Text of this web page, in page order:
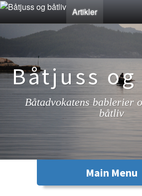
Artikler
Båtjuss
Båtadvokatens bablerier
båtliv